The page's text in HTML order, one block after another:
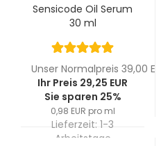
Sensicode Oil Serum
30 ml
Unser Normalpreis 39,00 EUR
Ihr Preis 29,25 EUR
Sie sparen 25%
0,98 EUR pro ml
Lieferzeit: 1-3
Arbeitstage